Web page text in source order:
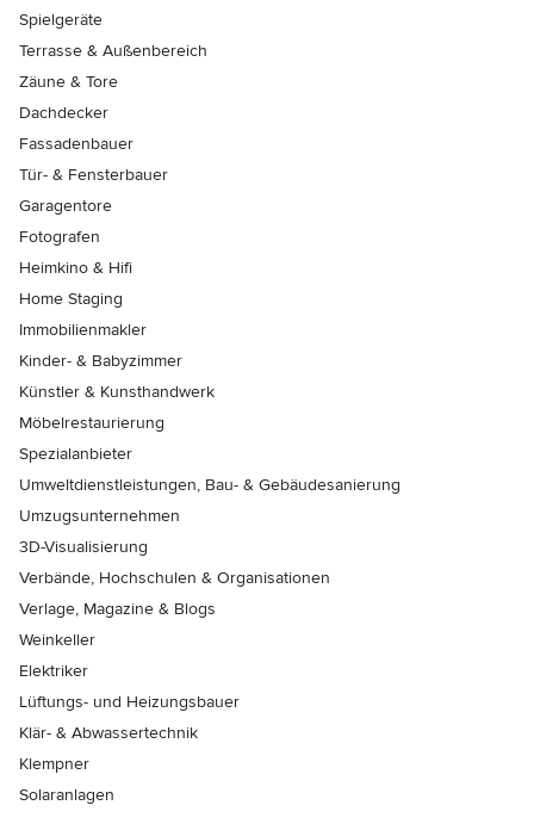
Spielgeräte
Terrasse & Außenbereich
Zäune & Tore
Dachdecker
Fassadenbauer
Tür- & Fensterbauer
Garagentore
Fotografen
Heimkino & Hifi
Home Staging
Immobilienmakler
Kinder- & Babyzimmer
Künstler & Kunsthandwerk
Möbelrestaurierung
Spezialanbieter
Umweltdienstleistungen, Bau- & Gebäudesanierung
Umzugsunternehmen
3D-Visualisierung
Verbände, Hochschulen & Organisationen
Verlage, Magazine & Blogs
Weinkeller
Elektriker
Lüftungs- und Heizungsbauer
Klär- & Abwassertechnik
Klempner
Solaranlagen